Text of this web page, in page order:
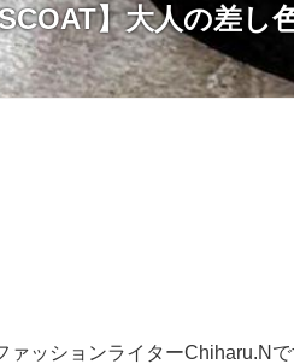
】大人の差し
ァッションライターChiharu.N